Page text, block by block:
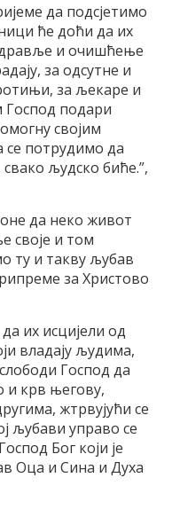
да подсјетимо
ће доћи да их
и очишћење
за одсутне и
за љекаре и
Господ подари
својим
се потрудимо да
људско биће.”,
да неко живот
своје и том
ту и такву љубав
за Христово
их исцијели од
владају људима,
Господ да
и крв његову,
жтрвујући се
љубави управо се
Бог који је
Оца и Сина и Духа